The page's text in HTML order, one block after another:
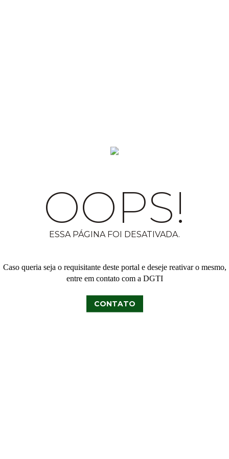
OOPS!
ESSA PÁGINA FOI DESATIVADA.
Caso queria seja o requisitante deste portal e deseje reativar o mesmo,
entre em contato com a DGTI
CONTATO